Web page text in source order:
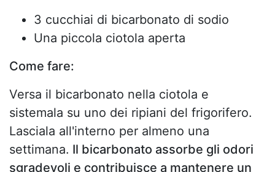
3 cucchiai di bicarbonato di sodio
Una piccola ciotola aperta
Come fare:
Versa il bicarbonato nella ciotola e
sistemala su uno dei ripiani del frigorifero.
Lasciala all'interno per almeno una
settimana. Il bicarbonato assorbe gli odori
sgradevoli e contribuisce a mantenere un